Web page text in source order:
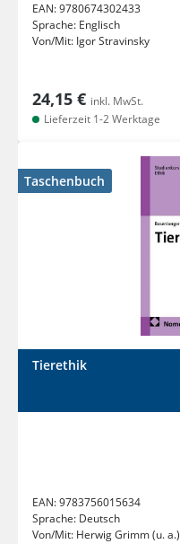
EAN:9780674302433
Sprache: Englisch
Von/Mit: Igor Stravinsky
24,15 € inkl. MwSt.
Lieferzeit 1-2 Werktage
Taschenbuch
Tierethik
EAN:9783756015634
Sprache: Deutsch
Von/Mit: Herwig Grimm (u. a.)